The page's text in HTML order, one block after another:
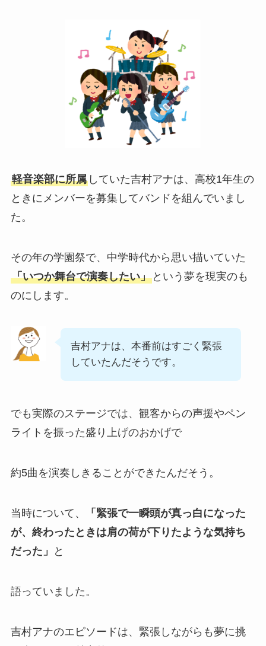
軽音楽部に所属していた吉村アナは、高校1年生の
ときにメンバーを募集してバンドを組んでいまし
た。
その年の学園祭で、中学時代から思い描いていた
「いつか舞台で演奏したい」という夢を現実のも
のにします。
吉村アナは、本番前はすごく緊張
していたんだそうです。
でも実際のステージでは、観客からの声援やペン
ライトを振った盛り上げのおかげで
約5曲を演奏しきることができたんだそう。
当時について、
「緊張で一瞬頭が真っ白になった
が、終わったときは肩の荷が下りたような気持ち
だった」
と
語っていました。
吉村アナのエピソードは、緊張しながらも夢に挑